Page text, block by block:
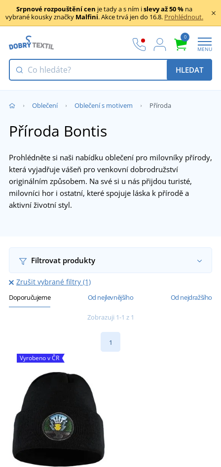
Srpnové rozpouštění cen je tady a s ním islevy až 50 % na
vybrané kousky značky Malfini. Akce trvá jen do 16.8. Prohlédnout.
0
MENU
HLEDAT
Oblečení Oblečení s motivem Příroda
Příroda Bontis
Prohlédněte si naši nabídku oblečení pro milovníky přírody,
která vyjadřuje vášeň pro venkovní dobrodružství
originálním způsobem. Na své si u nás přijdou turisté,
milovníci hor i ostatní, které spojuje láska k přírodě a
aktivní životní styl.
Filtrovat produkty
Zrušit vybrané filtry (1)
Doporučujeme Od nejlevnějšího Od nejdražšího
Zobrazuji 1-1 z 1
1
Vyrobeno v ČR